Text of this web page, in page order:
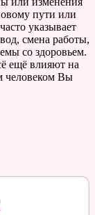
пути или
указывает
смена работы,
со здоровьем.
ещё влияют на
человеком Вы